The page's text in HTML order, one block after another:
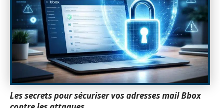
Les secrets pour sécuriser vos adresses mail Bbox